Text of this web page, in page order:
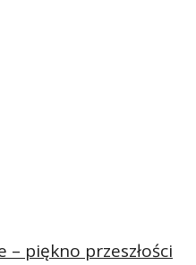
piękno przeszłości